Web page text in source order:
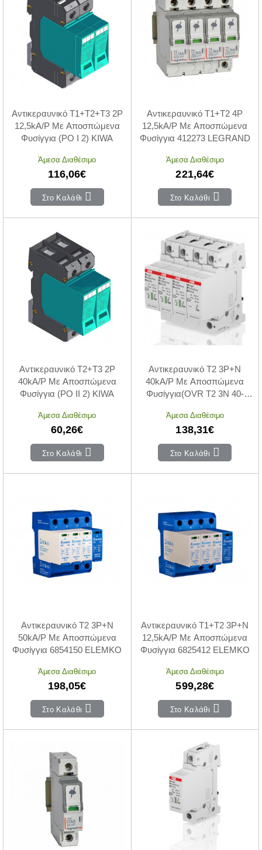
Αντικεραυνικό T1+T2+T3 2P
12,5kA/P Με Αποσπώμενα
Φυσίγγια (PO I 2) KIWA
Άμεσα Διαθέσιμο
116,06€
Στο Καλάθι
Αντικεραυνικό T1+T2 4P
12,5kA/P Με Αποσπώμενα
Φυσίγγια 412273 LEGRAND
Άμεσα Διαθέσιμο
221,64€
Στο Καλάθι
Αντικεραυνικό T2+T3 2P
40kA/P Με Αποσπώμενα
Φυσίγγια (PO II 2) KIWA
Άμεσα Διαθέσιμο
60,26€
Στο Καλάθι
Αντικεραυνικό T2 3P+N
40kA/P Με Αποσπώμενα
Φυσίγγια(OVR T2 3N 40-
Άμεσα Διαθέσιμο
138,31€
Στο Καλάθι
Αντικεραυνικό T2 3P+N
50kA/P Με Αποσπώμενα
Φυσίγγια 6854150 ELEMKO
Άμεσα Διαθέσιμο
198,05€
Στο Καλάθι
Αντικεραυνικό T1+T2 3P+N
12,5kA/P Με Αποσπώμενα
Φυσίγγια 6825412 ELEMKO
Άμεσα Διαθέσιμο
599,28€
Στο Καλάθι